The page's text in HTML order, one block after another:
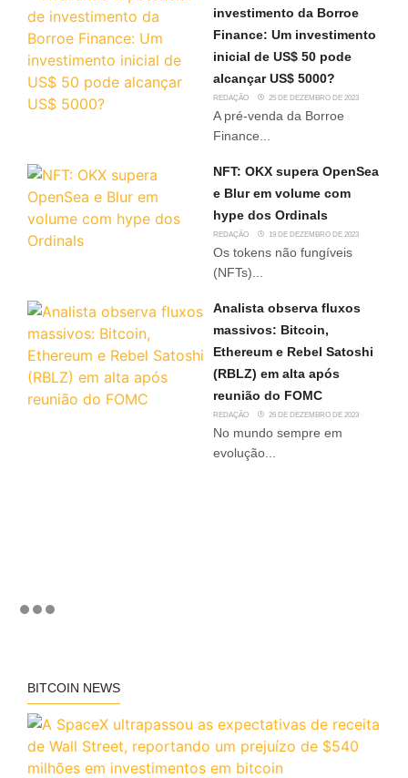
investimento da Borroe
Finance: Um investimento
inicial de US$ 50 pode
alcançar US$ 5000?
REDAÇÃO 25 DE DEZEMBRO DE 2023
A pré-venda da Borroe
Finance...
NFT: OKX supera OpenSea
e Blur em volume com
hype dos Ordinals
REDAÇÃO 19 DE DEZEMBRO DE 2023
Os tokens não fungíveis
(NFTs)...
Analista observa fluxos
massivos: Bitcoin,
Ethereum e Rebel Satoshi
(RBLZ) em alta após
reunião do FOMC
REDAÇÃO 26 DE DEZEMBRO DE 2023
No mundo sempre em
evolução...
BITCOIN NEWS